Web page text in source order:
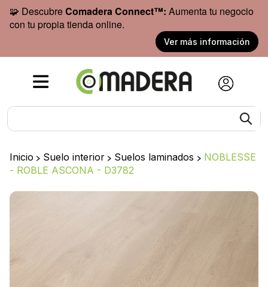
🧩 DescubreComadera Connect™: Aumenta tu negocio
con tu propia tienda online.
Ver más información
Inicio > Suelo interior > Suelos laminados > NOBLESSE
- ROBLE ASCONA - D3782